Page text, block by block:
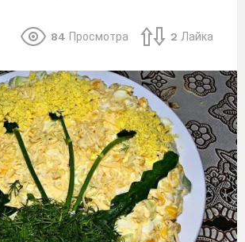
84 Просмотра 2 Лайка